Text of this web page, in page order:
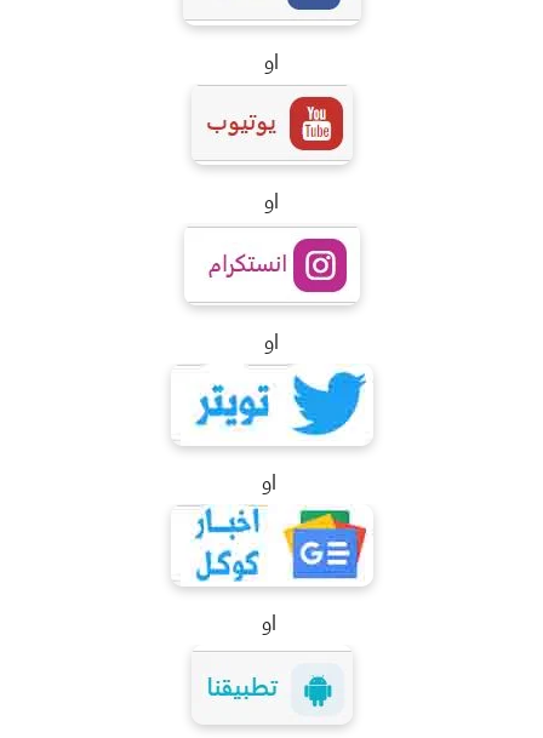
او
او
او
او
او